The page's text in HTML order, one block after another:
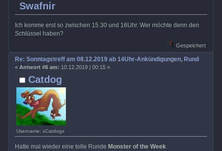
Swafnir
Ich komme erst so zwischen 15.30 und 16Uhr. Wer möchte denn den
Schlüssel haben?
Gespeichert
Catdog
Username: xCatdogx
Re: Sonntagstreff am 08.12.2019 ab 14Uhr-Ankündigungen,
« Antwort #6 am: 10.12.2019 | 00:15 »
Hatte mal wieder eine tolle Runde Monster of the Week